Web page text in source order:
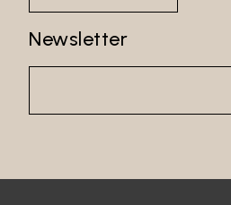
Password
Newsletter